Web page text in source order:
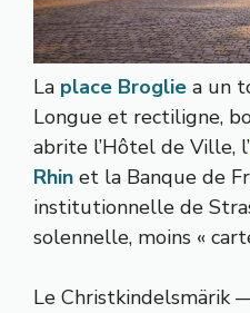
La place Broglie a un
Longue et rectiligne,
abrite l’Hôtel de Ville, l’
Rhin et la Banque de
institutionnelle de
solennelle, moins «
Le Christkindelsmärik